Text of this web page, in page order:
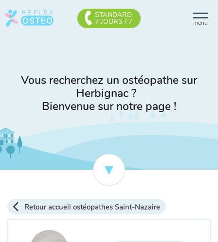
menu
STANDARD
7 JOURS / 7
Vous recherchez un ostéopathe sur
Herbignac ?
Bienvenue sur notre page !
Retour accueil ostéopathes Saint-Nazaire